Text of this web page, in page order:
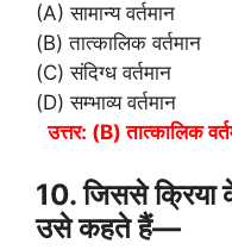
(A) सामान्य वर्तमान
(B) तात्कालिक वर्तमान
(C) संदिग्ध वर्तमान
(D) सम्भाव्य वर्तमान
उत्तर: (B) तात्कालिक
10. जिससे क्रिया
उसे कहते हैं—